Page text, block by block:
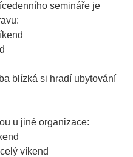
semináře je
blízká si hradí ubytování
u jiné organizace:
víkend